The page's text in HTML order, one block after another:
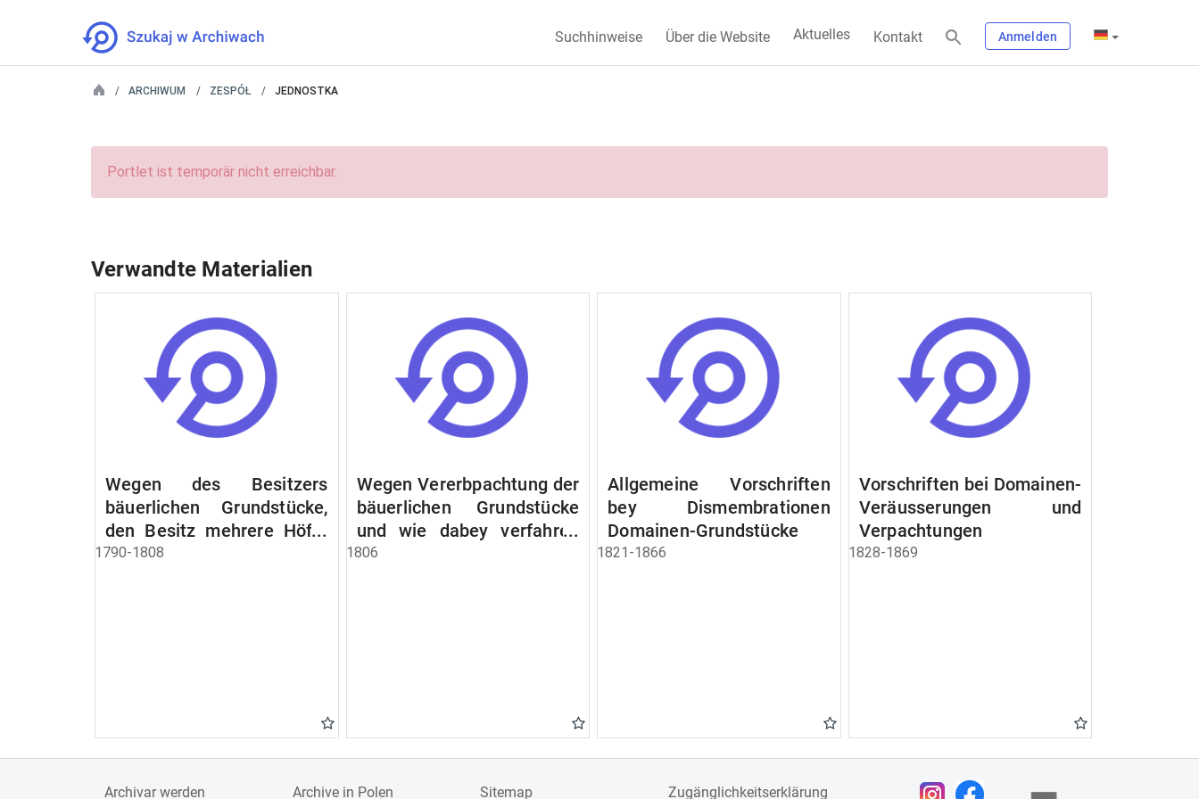
Suchhinweise Über die Website Aktuelles Kontakt Anmelden
ARCHIWUM ZESPÓŁ JEDNOSTKA
Portlet ist temporär nicht erreichbar.
Verwandte Materialien
Wegen des Besitzers
bäuerlichen Grundstücke,
den Besitz mehrere Höfe.
Instruction wegen der
1790-1808
Wegen Vererbpachtung der
bäuerlichen Grundstücke
und wie dabey verfahren
werden soll
1806
Allgemeine Vorschriften
bey Dismembrationen
Domainen-Grundstücke
1821-1866
Vorschriften bei Domainen-
Veräusserungen und
Verpachtungen
1828-1869
Archivar werden Archive in Polen Sitemap Zugänglichkeitserklärung